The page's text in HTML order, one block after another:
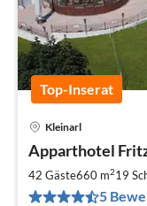
Top-Inserat
Kleinarl
Apparthotel
42 Gäste660 m219
5